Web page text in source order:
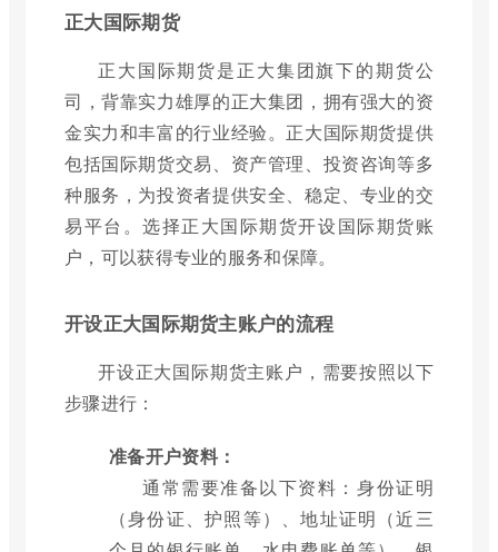
正大国际期货
正大国际期货是正大集团旗下的期货公
司，背靠实力雄厚的正大集团，拥有强大的资
金实力和丰富的行业经验。正大国际期货提供
包括国际期货交易、资产管理、投资咨询等多
种服务，为投资者提供安全、稳定、专业的交
易平台。选择正大国际期货开设国际期货账
户，可以获得专业的服务和保障。
开设正大国际期货主账户的流程
开设正大国际期货主账户，需要按照以下
步骤进行：
准备开户资料：
通常需要准备以下资料：身份证明
（身份证、护照等）、地址证明（近三